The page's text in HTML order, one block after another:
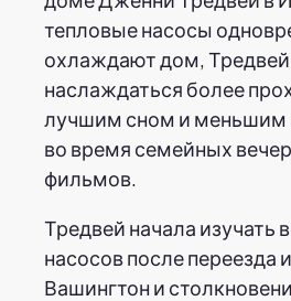
тепловые насосы
охлаждают дом, Тредвей
наслаждаться более
лучшим сном и меньшим
во время семейных
фильмов.
Тредвей начала изучать
насосов после переезда
Вашингтон и